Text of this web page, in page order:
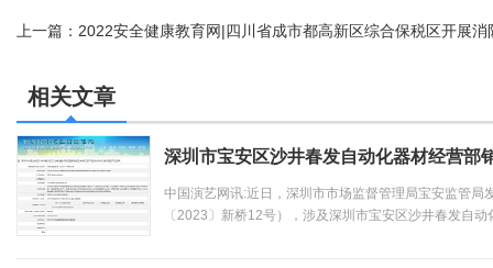
上一篇： 2022安全健康教育网|四川省成市都高新区综合保税区开展
先把基础练扎实了
相关文章
深圳市宝安区沙井春发自动化器材经营部
中国演艺网讯:近日，深圳市市场监督管理局宝安监管局
〔2023〕新桥12号），涉及深圳市宝安区沙井春发自